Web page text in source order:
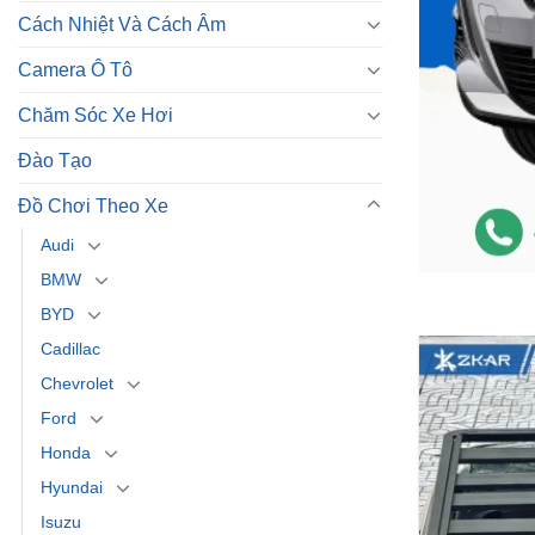
Cách Nhiệt Và Cách Âm
Camera Ô Tô
Chăm Sóc Xe Hơi
Đào Tạo
Đồ Chơi Theo Xe
Audi
BMW
BYD
Cadillac
Chevrolet
Ford
Honda
Hyundai
Isuzu